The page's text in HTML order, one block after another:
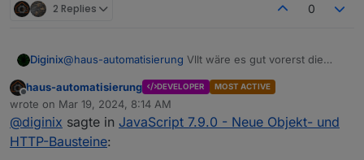
2 Replies 0
Diginix@haus-automatisierung Vllt wäre es gut vorerst die
Der Block selbst trägt "deprecated" im Namen. Das
sollte ja reichen. Aber solange der neue den alten nicht
vollständig ersetzen kann, brauche ihn ja. Wenn ich nun
aber auf 7.8.0 zurück gehe, muss ich vorher die Skripte,
in denen ich schon http GET nutze, wieder auf request
Offline
haus-automatisierung DEVELOPER MOST ACTIVE
wrote on Mar 19, 2024, 8:14 AM
last edited by
@diginix sagte in JavaScript 7.9.0 - Neue Objekt- und
HTTP-Bausteine: